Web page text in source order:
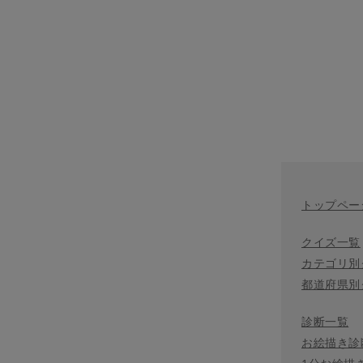
トップペー
クイズ一覧
カテゴリ
都道府県
診断一覧
お絵描き